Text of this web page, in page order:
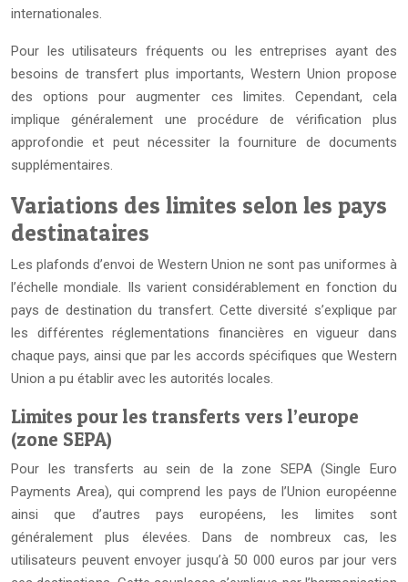
internationales.
Pour les utilisateurs fréquents ou les entreprises ayant des
besoins de transfert plus importants, Western Union propose
des options pour augmenter ces limites. Cependant, cela
implique généralement une procédure de vérification plus
approfondie et peut nécessiter la fourniture de documents
supplémentaires.
Variations des limites selon les pays
destinataires
Les plafonds d’envoi de Western Union ne sont pas uniformes à
l’échelle mondiale. Ils varient considérablement en fonction du
pays de destination du transfert. Cette diversité s’explique par
les différentes réglementations financières en vigueur dans
chaque pays, ainsi que par les accords spécifiques que Western
Union a pu établir avec les autorités locales.
Limites pour les transferts vers l’europe
(zone SEPA)
Pour les transferts au sein de la zone SEPA (Single Euro
Payments Area), qui comprend les pays de l’Union européenne
ainsi que d’autres pays européens, les limites sont
généralement plus élevées. Dans de nombreux cas, les
utilisateurs peuvent envoyer jusqu’à 50 000 euros par jour vers